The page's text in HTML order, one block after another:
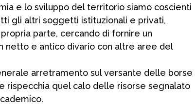
e lo sviluppo del territorio siamo coscienti
gli altri soggetti istituzionali e privati,
parte, cercando di fornire un
netto e antico divario con altre aree del
arretramento sul versante delle borse
rispecchia quel calo delle risorse segnalato